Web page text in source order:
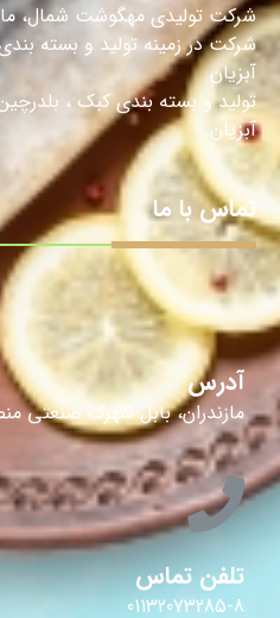
شرکت تولیدی مهگوشت شمال،
شرکت در زمینه تولید و بسته
آبزیان
تولید و بسته بندی کبک ،
آبزیان.
تماس با ما
آدرس
مازندران، بابل شهرک صنعتی
تلفن تماس
01132073285-8